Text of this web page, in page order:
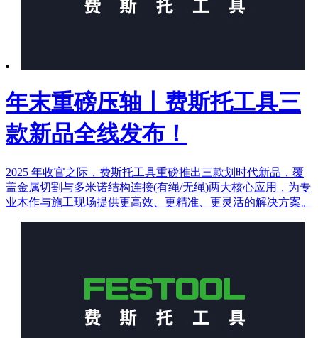
年末重磅压轴丨费斯托工具三
款新品全线发布！
2025 年收官之际，费斯托工具重磅推出三款划时代新品，覆
盖金属切割与多米诺结构连接(有绳/无绳)两大核心应用，为专
业木作与施工现场提供更高效、更精准、更灵活的解决方案。